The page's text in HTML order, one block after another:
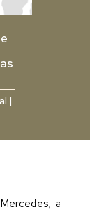
|
a